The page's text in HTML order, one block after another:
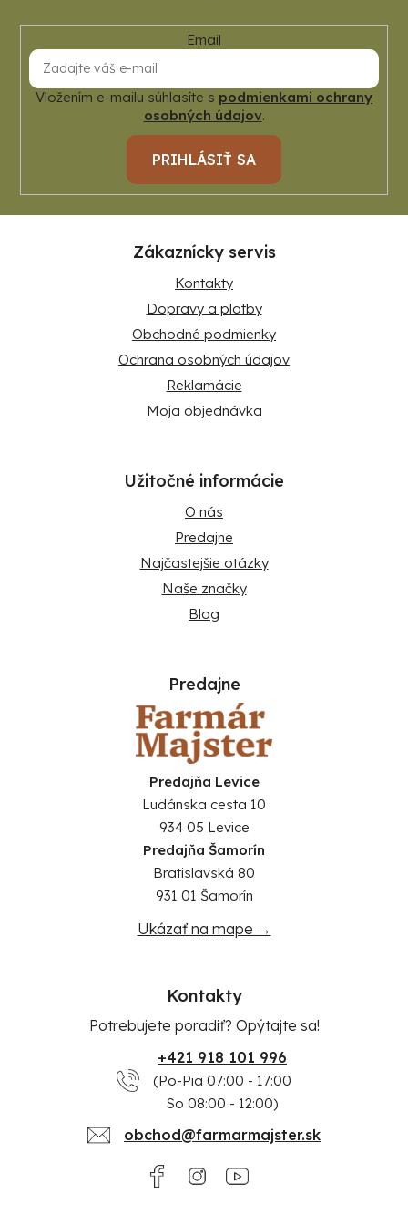
Email
Vložením e-mailu súhlasíte s podmienkami ochrany
osobných údajov.
PRIHLÁSIŤ SA
Zákaznícky servis
Kontakty
Dopravy a platby
Obchodné podmienky
Ochrana osobných údajov
Reklamácie
Moja objednávka
Užitočné informácie
O nás
Predajne
Najčastejšie otázky
Naše značky
Blog
Predajne
Predajňa Levice
Ludánska cesta 10
934 05 Levice
Predajňa Šamorín
Bratislavská 80
931 01 Šamorín
Ukázať na mape →
Kontakty
Potrebujete poradiť? Opýtajte sa!
+421 918 101 996
(Po-Pia 07:00 - 17:00
So 08:00 - 12:00)
obchod@farmarmajster.sk